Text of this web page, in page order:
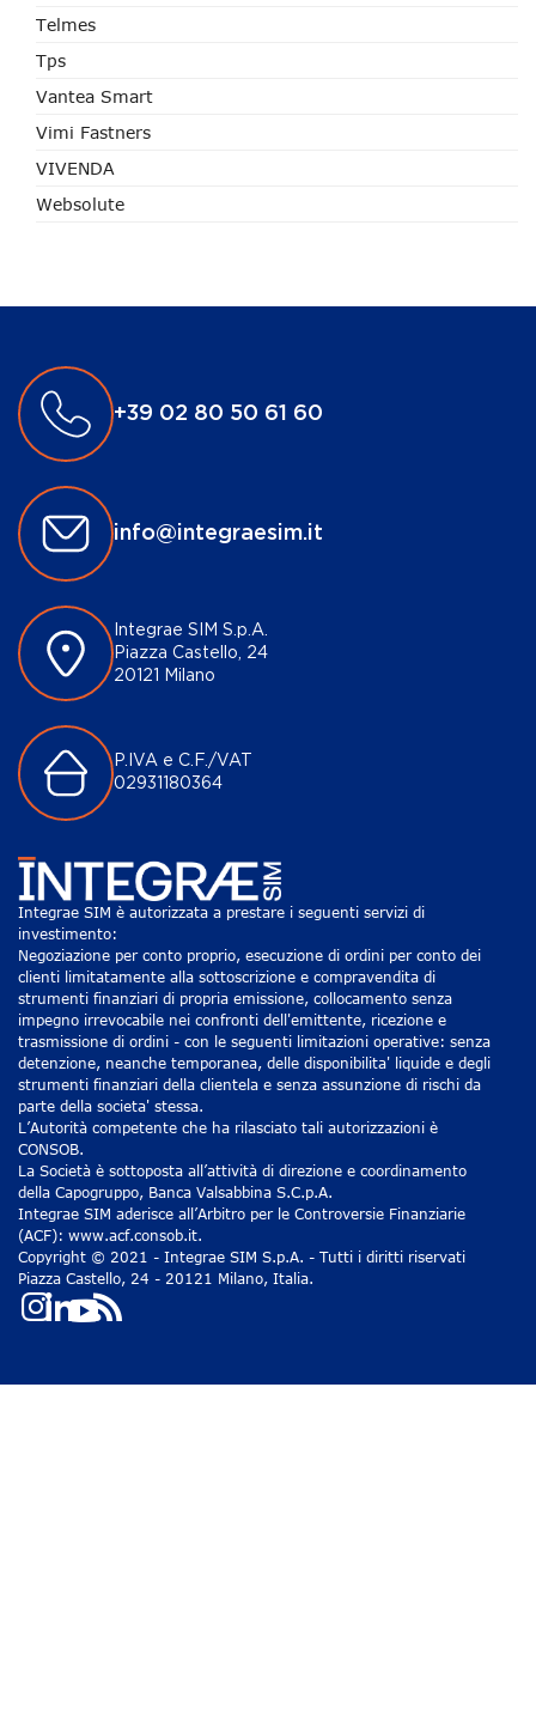
Telmes
Tps
Vantea Smart
Vimi Fastners
VIVENDA
Websolute
+39 02 80 50 61 60
info@integraesim.it
Integrae SIM S.p.A.
Piazza Castello, 24
20121 Milano
P.IVA e C.F./VAT
02931180364
Integrae SIM è autorizzata a prestare i seguenti servizi di
investimento:
Negoziazione per conto proprio, esecuzione di ordini per conto dei
clienti limitatamente alla sottoscrizione e compravendita di
strumenti finanziari di propria emissione, collocamento senza
impegno irrevocabile nei confronti dell'emittente, ricezione e
trasmissione di ordini - con le seguenti limitazioni operative: senza
detenzione, neanche temporanea, delle disponibilita' liquide e degli
strumenti finanziari della clientela e senza assunzione di rischi da
parte della societa' stessa.
L’Autorità competente che ha rilasciato tali autorizzazioni è
CONSOB.
La Società è sottoposta all’attività di direzione e coordinamento
della Capogruppo, Banca Valsabbina S.C.p.A.
Integrae SIM aderisce all’Arbitro per le Controversie Finanziarie
(ACF): www.acf.consob.it.
Copyright © 2021 - Integrae SIM S.p.A. - Tutti i diritti riservati
Piazza Castello, 24 - 20121 Milano, Italia.